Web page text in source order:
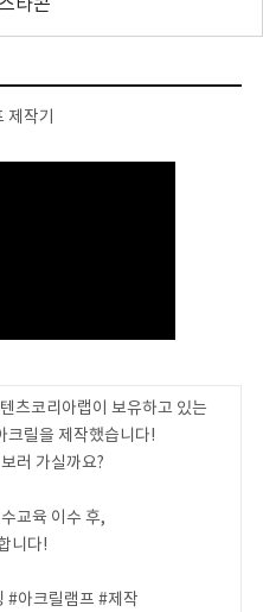
타콘
작기
츠코리아랩이 보유하고 있는
크릴을 제작했습니다!
러 가실까요?
교육 이수 후,
니다!
#아크릴램프 #제작